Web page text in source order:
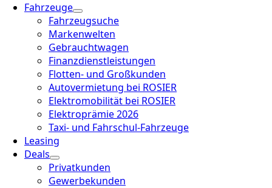
Fahrzeuge
Fahrzeugsuche
Markenwelten
Gebrauchtwagen
Finanzdienstleistungen
Flotten- und Großkunden
Autovermietung bei ROSIER
Elektromobilität bei ROSIER
Elektroprämie 2026
Taxi- und Fahrschul-Fahrzeuge
Leasing
Deals
Privatkunden
Gewerbekunden